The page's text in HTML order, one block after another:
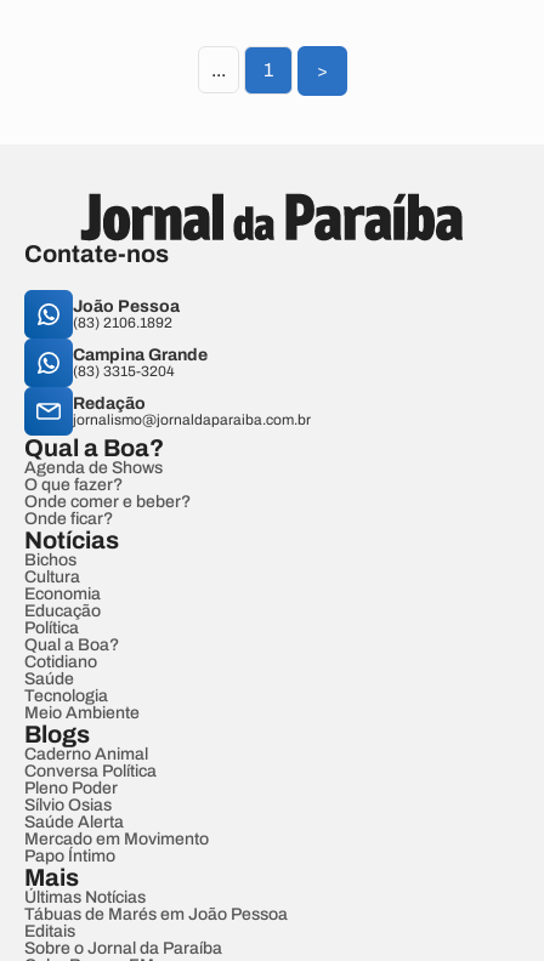
... 1 >
Contate-nos
João Pessoa
(83) 2106.1892
Campina Grande
(83) 3315-3204
Redação
jornalismo@jornaldaparaiba.com.br
Qual a Boa?
Agenda de Shows
O que fazer?
Onde comer e beber?
Onde ficar?
Notícias
Bichos
Cultura
Economia
Educação
Política
Qual a Boa?
Cotidiano
Saúde
Tecnologia
Meio Ambiente
Blogs
Caderno Animal
Conversa Política
Pleno Poder
Sílvio Osias
Saúde Alerta
Mercado em Movimento
Papo Íntimo
Mais
Últimas Notícias
Tábuas de Marés em João Pessoa
Editais
Sobre o Jornal da Paraíba